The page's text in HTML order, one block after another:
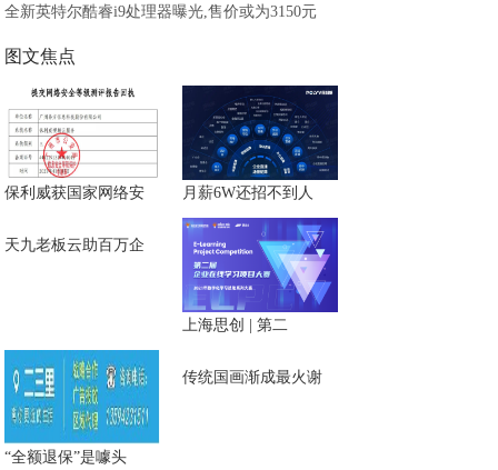
全新英特尔酷睿i9处理器曝光,售价或为3150元
图文焦点
保利威获国家网络安 月薪6W还招不到人
天九老板云助百万企
上海思创 | 第二
“全额退保”是噱头
传统国画渐成最火谢